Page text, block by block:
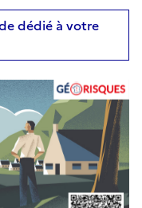
dédié à votre